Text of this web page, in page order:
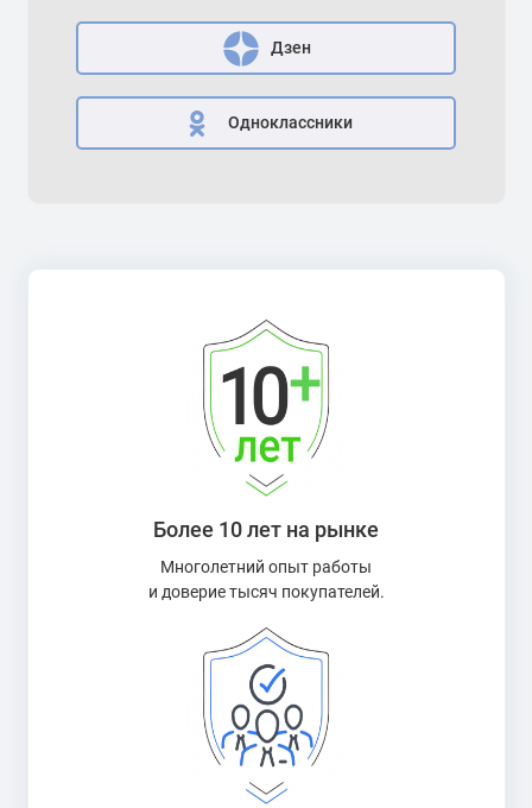
Дзен
Одноклассники
Более 10 лет на рынке
Многолетний опыт работы
и доверие тысяч покупателей.